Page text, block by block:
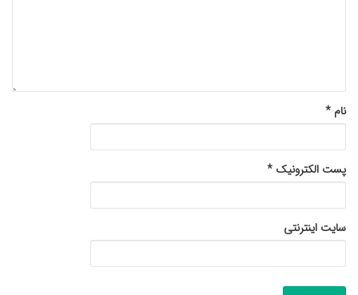
نام *
پست الکترونیک *
سایت اینترنتی